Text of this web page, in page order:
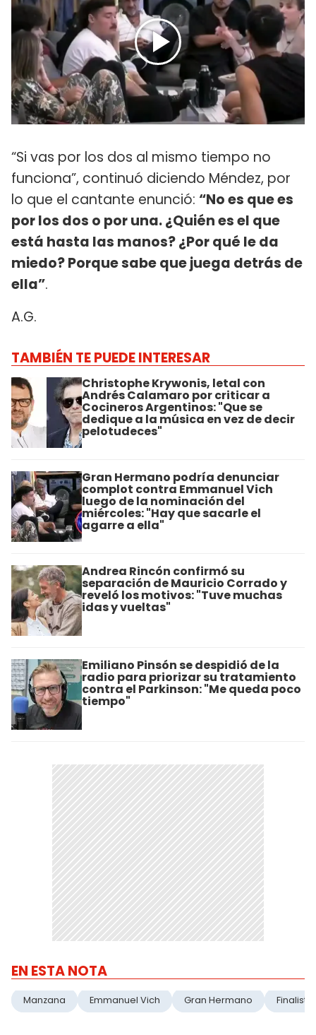
“Si vas por los dos al mismo tiempo no
funciona”, continuó diciendo Méndez, por
lo que el cantante enunció: “No es que es
por los dos o por una. ¿Quién es el que
está hasta las manos? ¿Por qué le da
miedo? Porque sabe que juega detrás de
ella”.
A.G.
TAMBIÉN TE PUEDE INTERESAR
Christophe Krywonis, letal con
Andrés Calamaro por criticar a
Cocineros Argentinos: "Que se
dedique a la música en vez de decir
pelotudeces"
Gran Hermano podría denunciar
complot contra Emmanuel Vich
luego de la nominación del
miércoles: "Hay que sacarle el
agarre a ella"
Andrea Rincón confirmó su
separación de Mauricio Corrado y
reveló los motivos: "Tuve muchas
idas y vueltas"
Emiliano Pinsón se despidió de la
radio para priorizar su tratamiento
contra el Parkinson: "Me queda poco
tiempo"
EN ESTA NOTA
Manzana Emmanuel Vich Gran Hermano